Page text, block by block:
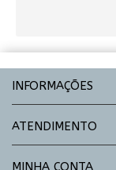
INFORMAÇÕES
ATENDIMENTO
MINHA CONTA